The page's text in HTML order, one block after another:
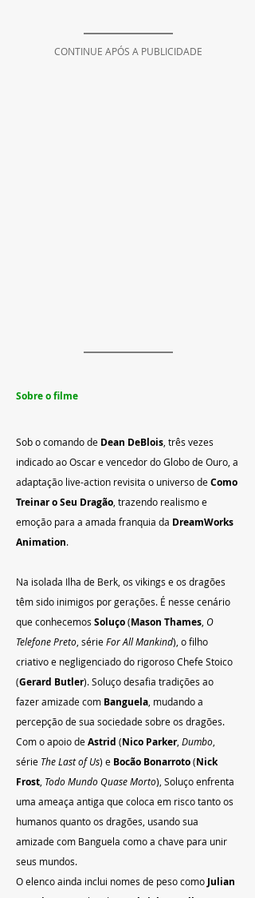
CONTINUE APÓS A PUBLICIDADE
Sobre o filme
Sob o comando de Dean DeBlois , três vezes
indicado ao Oscar e vencedor do Globo de Ouro, a
adaptação live-action revisita o universo de Como
Treinar o Seu Dragão , trazendo realismo e
emoção para a amada franquia da DreamWorks
Animation.
Na isolada Ilha de Berk, os vikings e os dragões
têm sido inimigos por gerações. É nesse cenário
que conhecemos Soluço (Mason Thames O
Telefone Preto , série For All Mankind), o filho
criativo e negligenciado do rigoroso Chefe Stoico
(Gerard Butler). Soluço desafia tradições ao
fazer amizade com Banguela , mudando a
percepção de sua sociedade sobre os dragões.
Com o apoio de Astrid (Nico Parker, Dumbo
série The Last of Us) e Bocão Bonarroto (Nick
Frost Todo Mundo Quase Morto), Soluço enfrenta
uma ameaça antiga que coloca em risco tanto os
humanos quanto os dragões, usando sua
amizade com Banguela como a chave para unir
seus mundos.
O elenco ainda inclui nomes de peso como Julian